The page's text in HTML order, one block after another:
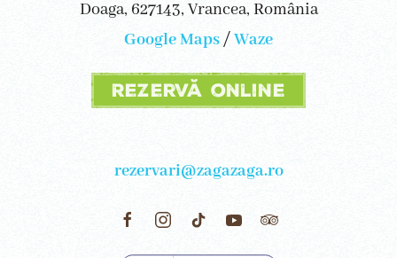
Doaga, 627143, Vrancea, România
Google Maps/Waze
Rezervă online
rezervari@zagazaga.ro